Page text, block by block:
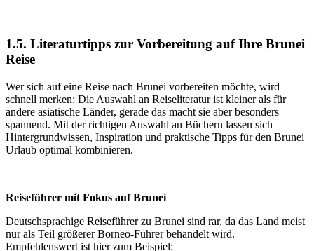
1.5. Literaturtipps zur Vorbereitung auf Ihre Brunei
Reise
Wer sich auf eine Reise nach Brunei vorbereiten möchte, wird
schnell merken: Die Auswahl an Reiseliteratur ist kleiner als für
andere asiatische Länder, gerade das macht sie aber besonders
spannend. Mit der richtigen Auswahl an Büchern lassen sich
Hintergrundwissen, Inspiration und praktische Tipps für den Brunei
Urlaub optimal kombinieren.
Reiseführer mit Fokus auf Brunei
Deutschsprachige Reiseführer zu Brunei sind rar, da das Land meist
nur als Teil größerer Borneo-Führer behandelt wird.
Empfehlenswert ist hier zum Beispiel: